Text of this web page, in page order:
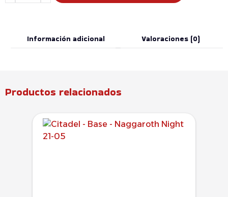
Información adicional Valoraciones (0)
Productos relacionados